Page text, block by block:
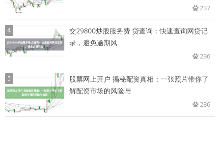
237
4
交29800炒股服务费 贷查询：快速查询网贷记
录，避免逾期风
236
5
股票网上开户 揭秘配资真相：一张照片带你了
解配资市场的风险与
236